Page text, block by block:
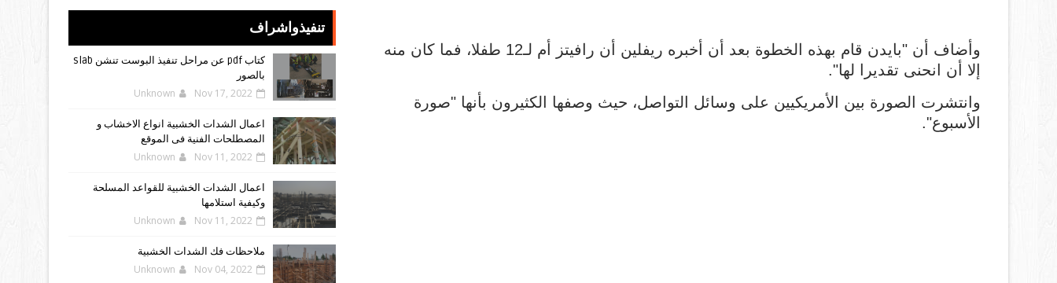
وأضاف أن "بايدن قام بهذه الخطوة بعد أن أخبره ريفلين أن رافيتز أم لـ12 طفلا، فما كان منه
إلا أن انحنى تقديرا لها".
وانتشرت الصورة بين الأمريكيين على وسائل التواصل، حيث وصفها الكثيرون بأنها "صورة
الأسبوع".
تنفيذواشراف
كتاب pdf عن مراحل تنفيذ البوست تنشن slab
بالصور
Unknown Nov 17, 2022
اعمال الشدات الخشبية انواع الاخشاب و
المصطلحات الفنية فى الموقع
Unknown Nov 11, 2022
اعمال الشدات الخشبية للقواعد المسلحة
وكيفية استلامها
Unknown Nov 11, 2022
ملاحظات فك الشدات الخشبية
Unknown Nov 04, 2022